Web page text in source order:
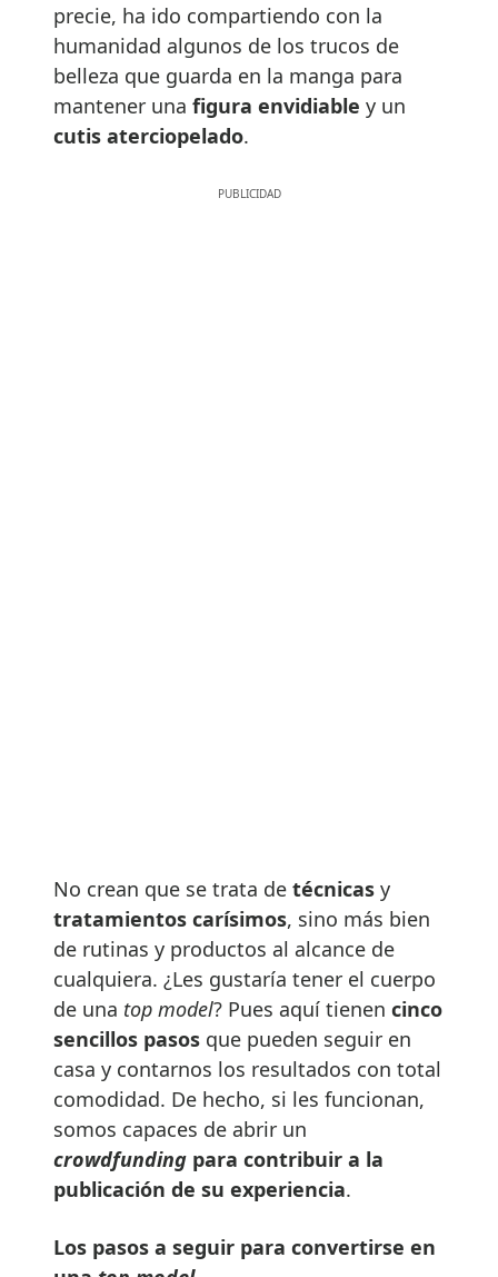
precie, ha ido compartiendo con la
humanidad algunos de los trucos de
belleza que guarda en la manga para
mantener una figura envidiable y un
cutis aterciopelado.
No crean que se trata de técnicas y
tratamientos carísimos, sino más bien
de rutinas y productos al alcance de
cualquiera. ¿Les gustaría tener el cuerpo
de una top model? Pues aquí tienen cinco
sencillos pasos que pueden seguir en
casa y contarnos los resultados con total
comodidad. De hecho, si les funcionan,
somos capaces de abrir un
crowdfunding para contribuir a la
publicación de su experiencia.
Los pasos a seguir para convertirse en